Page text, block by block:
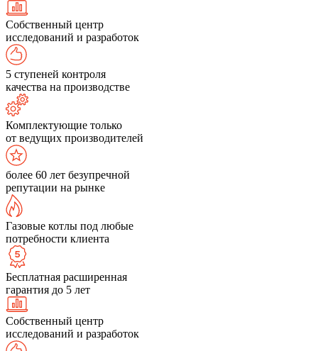
Собственный центр
исследований и разработок
5 ступеней контроля
качества на производстве
Комплектующие только
от ведущих производителей
более 60 лет безупречной
репутации на рынке
Газовые котлы под любые
потребности клиента
Бесплатная расширенная
гарантия до 5 лет
Собственный центр
исследований и разработок